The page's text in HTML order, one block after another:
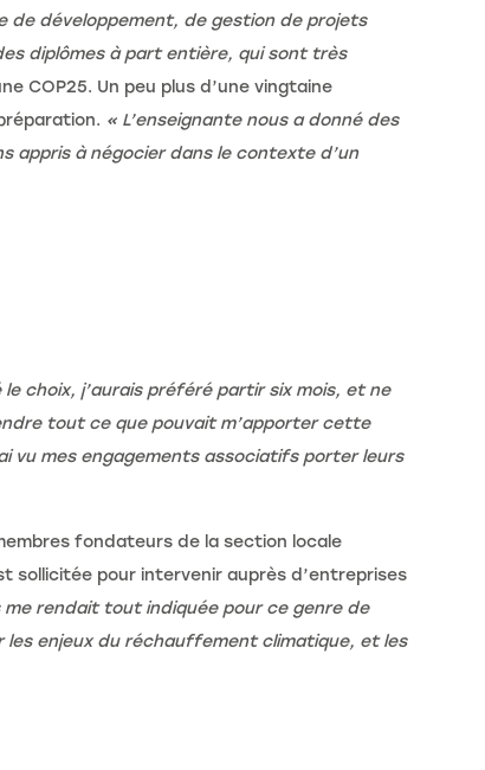
de développement, de gestion de projets
diplômes à part entière, qui sont très
COP25. Un peu plus d’une vingtaine
« L’enseignante nous a donné des
appris à négocier dans le contexte d’un
le choix, j’aurais préféré partir six mois, et ne
tout ce que pouvait m’apporter cette
vu mes engagements associatifs porter leurs
fondateurs de la section locale
sollicitée pour intervenir auprès d’entreprises
me rendait tout indiquée pour ce genre de
les enjeux du réchauffement climatique, et les